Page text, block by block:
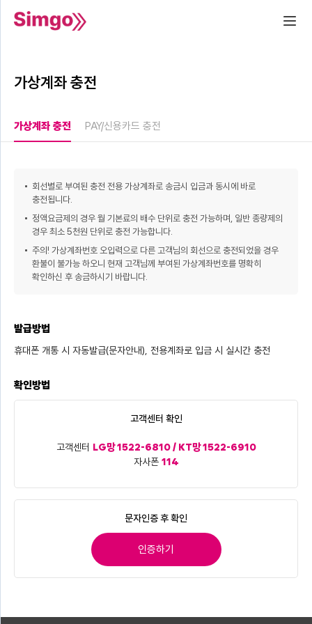
가상계좌 충전
가상계좌 충전 PAY/신용카드 충전
회선별로 부여된 충전 전용 가상계좌로 송금시 입금과 동시에 바로
충전됩니다.
정액요금제의 경우 월 기본료의 배수 단위로 충전 가능하며, 일반 종량제의
경우 최소 5천원 단위로 충전 가능합니다.
주의! 가상계좌번호 오입력으로 다른 고객님의 회선으로 충전되었을 경우
환불이 불가능 하오니 현재 고객님께 부여된 가상계좌번호를 명확히
확인하신 후 송금하시기 바랍니다.
발급방법
휴대폰 개통 시 자동발급(문자안내), 전용계좌로 입금 시 실시간 충전
확인방법
고객센터 확인
고객센터 LG망 1522-6810 / KT망 1522-6910
자사폰 114
문자인증 후 확인
인증하기